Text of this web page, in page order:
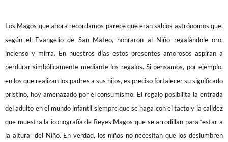
Los Magos que ahora recordamos parece que eran sabios astrónomos que,
según el Evangelio de San Mateo, honraron al Niño regalándole oro,
incienso y mirra. En nuestros días estos presentes amorosos aspiran a
perdurar simbólicamente mediante los regalos. Si pensamos, por ejemplo,
en los que realizan los padres a sus hijos, es preciso fortalecer su significado
prístino, hoy amenazado por el consumismo. El regalo posibilita la entrada
del adulto en el mundo infantil siempre que se haga con el tacto y la calidez
que muestra la iconografía de Reyes Magos que se arrodillan para “estar a
la altura” del Niño. En verdad, los niños no necesitan que los deslumbren